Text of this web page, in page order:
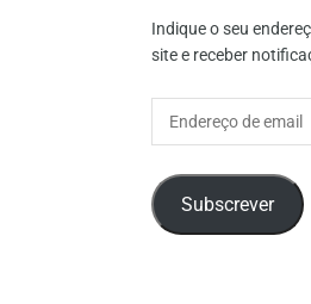
Indique o seu
site e receber
Subscrever